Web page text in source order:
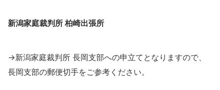
新潟家庭裁判所 柏崎出張所
→新潟家庭裁判所 長岡支部への申立てとなりますので、
長岡支部の郵便切手をご参考ください。